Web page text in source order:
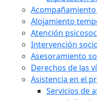
Alojamiento
Atención
Intervención
Asesoramiento
Derechos de las
Asistencia en el
Servicios de